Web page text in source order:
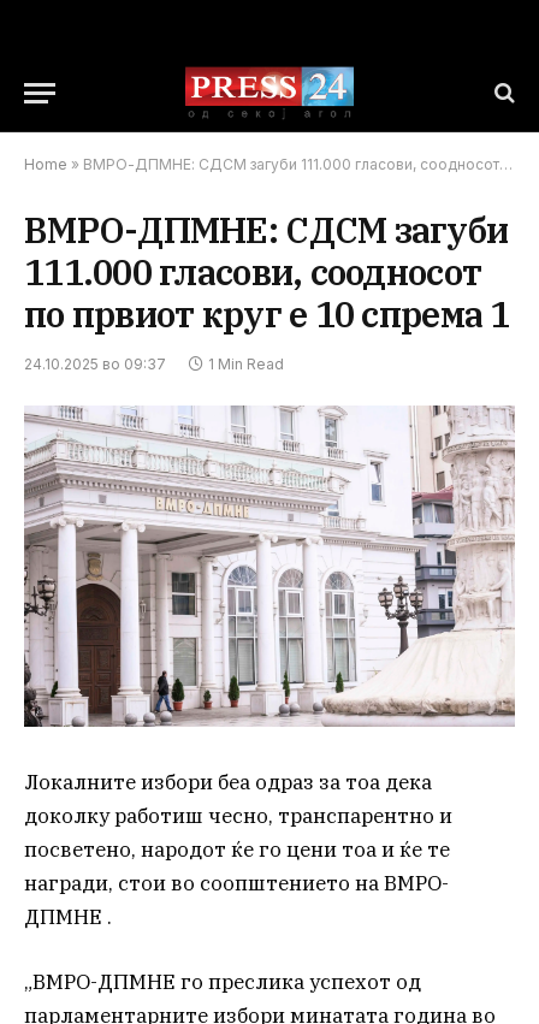
Home » ВМРО-ДПМНЕ: СДСМ загуби 111.000 гласови, соодносот по првиот круг е 10 спрема 1
ВМРО-ДПМНЕ: СДСМ загуби
111.000 гласови, соодносот
по првиот круг е 10 спрема 1
24.10.2025 во 09:37 1 Min Read
Локалните избори беа одраз за тоа дека
доколку работиш чесно, транспарентно и
посветено, народот ќе го цени тоа и ќе те
награди, стои во соопштението на ВМРО-
ДПМНЕ .
„ВМРО-ДПМНЕ го преслика успехот од
парламентарните избори минатата година во